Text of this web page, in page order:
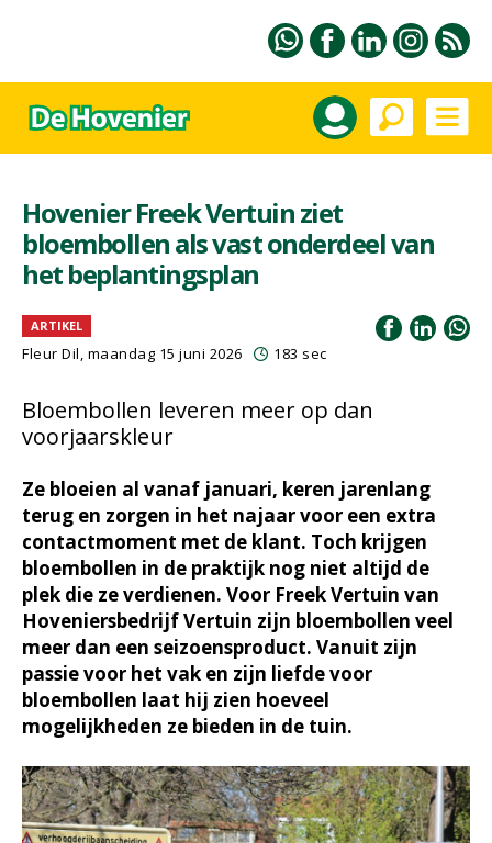
Hovenier Freek Vertuin ziet
bloembollen als vast onderdeel van
het beplantingsplan
ARTIKEL
Fleur Dil, maandag 15 juni 2026 183 sec
Bloembollen leveren meer op dan
voorjaarskleur
Ze bloeien al vanaf januari, keren jarenlang
terug en zorgen in het najaar voor een extra
contactmoment met de klant. Toch krijgen
bloembollen in de praktijk nog niet altijd de
plek die ze verdienen. Voor Freek Vertuin van
Hoveniersbedrijf Vertuin zijn bloembollen veel
meer dan een seizoensproduct. Vanuit zijn
passie voor het vak en zijn liefde voor
bloembollen laat hij zien hoeveel
mogelijkheden ze bieden in de tuin.